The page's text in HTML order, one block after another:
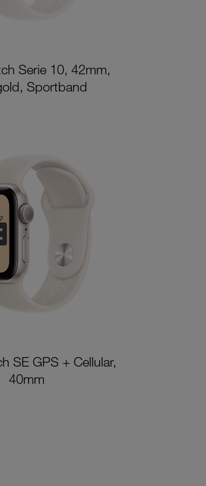
Serie 10, 42mm,
Sportband
SE GPS + Cellular,
40mm